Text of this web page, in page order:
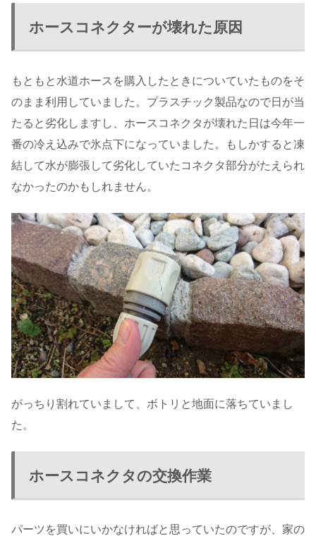
ホースコネクターが壊れた原因
もともと水道ホースを購入したときについていたものをそ
のまま利用していました。プラスチック製品なので日が当
たると劣化しますし、ホースコネクタが壊れた日は今年一
番の冷え込みで氷点下になっていました。もしかすると凍
結して水が膨張して劣化していたコネクタ部分がたえられ
なかったのかもしれません。
がっちり割れていまして、ボトリと地面に落ちていまし
た。
ホースコネクタの交換作業
パーツを買いにいかなければと思っていたのですが、家の